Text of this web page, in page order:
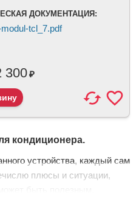
ДОКУМЕНТАЦИЯ:
tcl_7.pdf
300₽
кондиционера.
устройства, каждый сам
плюсы и ситуации,
Сбер и другим голосовым